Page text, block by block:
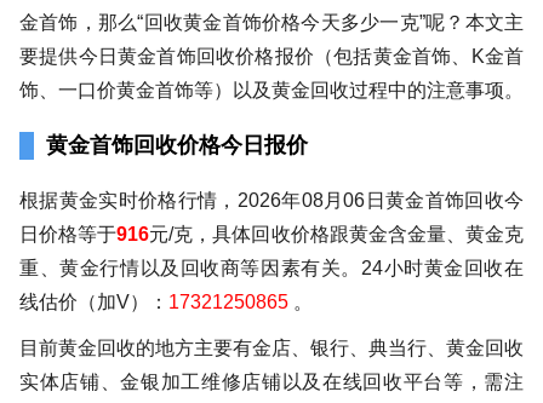
金首饰，那么“回收黄金首饰价格今天多少一克”呢？本文主
要提供今日黄金首饰回收价格报价（包括黄金首饰、K金首
饰、一口价黄金首饰等）以及黄金回收过程中的注意事项。
黄金首饰回收价格今日报价
根据黄金实时价格行情，2026年08月06日黄金首饰回收今
日价格等于916元/克，具体回收价格跟黄金含金量、黄金克
重、黄金行情以及回收商等因素有关。24小时黄金回收在
线估价（加V）： 17321250865 。
目前黄金回收的地方主要有金店、银行、典当行、黄金回收
实体店铺、金银加工维修店铺以及在线回收平台等，需注